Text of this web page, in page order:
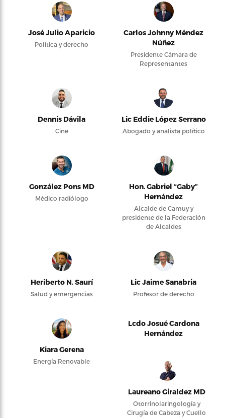
José Julio Aparicio
Política y derecho
Carlos Johnny Méndez
Núñez
Presidente Cámara de
Representantes
Dennis Dávila
Cine
Lic Eddie López Serrano
Abogado y analista político
González Pons MD
Médico radiólogo
Hon. Gabriel “Gaby”
Hernández
Alcalde de Camuy y
presidente de la Federación
de Alcaldes
Heriberto N. Saurí
Salud y emergencias
Lic Jaime Sanabria
Profesor de derecho
Kiara Gerena
Energía Renovable
Lcdo Josué Cardona
Hernández
Laureano Giraldez MD
Otorrinolaringología y
Cirugía de Cabeza y Cuello